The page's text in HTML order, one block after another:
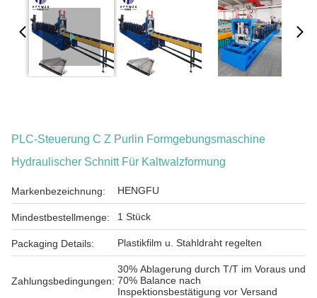
PLC-Steuerung C Z Purlin Formgebungsmaschine
Hydraulischer Schnitt Für Kaltwalzformung
Markenbezeichnung: HENGFU
Mindestbestellmenge: 1 Stück
Packaging Details: Plastikfilm u. Stahldraht regelten
Zahlungsbedingungen:
30% Ablagerung durch T/T im Voraus und
70% Balance nach
Inspektionsbestätigung vor Versand